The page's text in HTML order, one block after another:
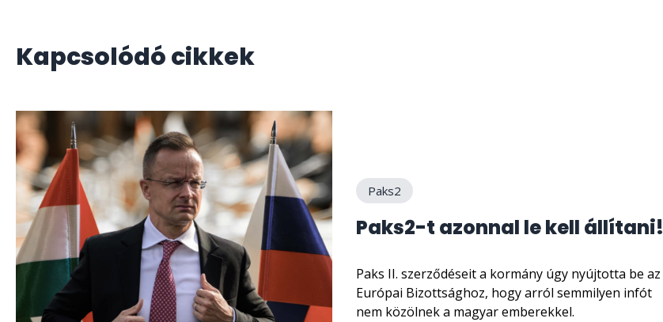
Kapcsolódó cikkek
Paks2
Paks2-t azonnal le kell állítani!
Paks II. szerződéseit a kormány úgy nyújtotta be az
Európai Bizottsághoz, hogy arról semmilyen infót
nem közölnek a magyar emberekkel.